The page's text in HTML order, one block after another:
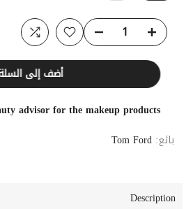
أضف إلى السلة
advisor for the makeup products
بائع:Tom Ford
Description